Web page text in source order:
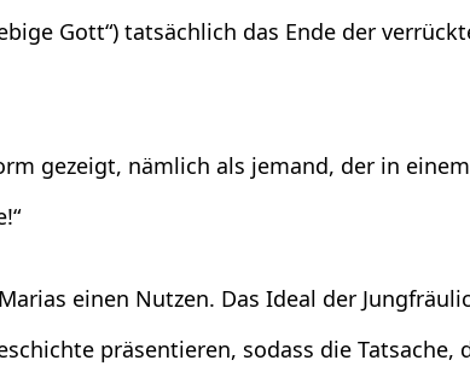
Gott“) tatsächlich das Ende der
gezeigt, nämlich als jemand, der in
einen Nutzen. Das Ideal der
präsentieren, sodass die Tatsache,